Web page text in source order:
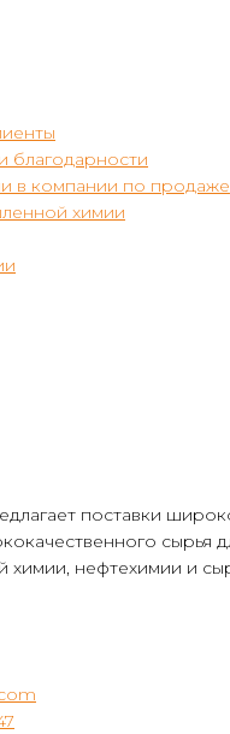
благодарности
в компании по продаже
химии
поставки
сырья
нефтехимии и